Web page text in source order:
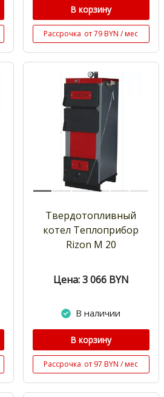
В корзину
Рассрочка от 79 BYN / мес
Твердотопливный
котел Теплоприбор
Rizon M 20
Цена: 3 066 BYN
В наличии
В корзину
Рассрочка от 97 BYN / мес